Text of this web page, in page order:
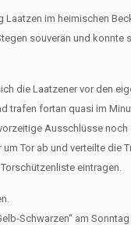
im heimischen
souverän und
die Laatzener vor den
fortan quasi im
Ausschlüsse
Tor ab und verteilte
eintragen.
Schwarzen“ am